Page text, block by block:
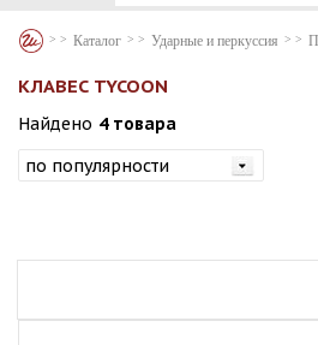
Каталог Ударные и перкуссия
КЛАВЕС TYCOON
Найдено 4 товара